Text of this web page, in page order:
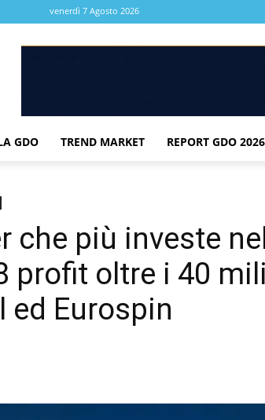
venerdì 7 Agosto 2026
GDO TREND MARKET REPORT GDO 2026
che più investe
profit oltre i 40
Eurospin